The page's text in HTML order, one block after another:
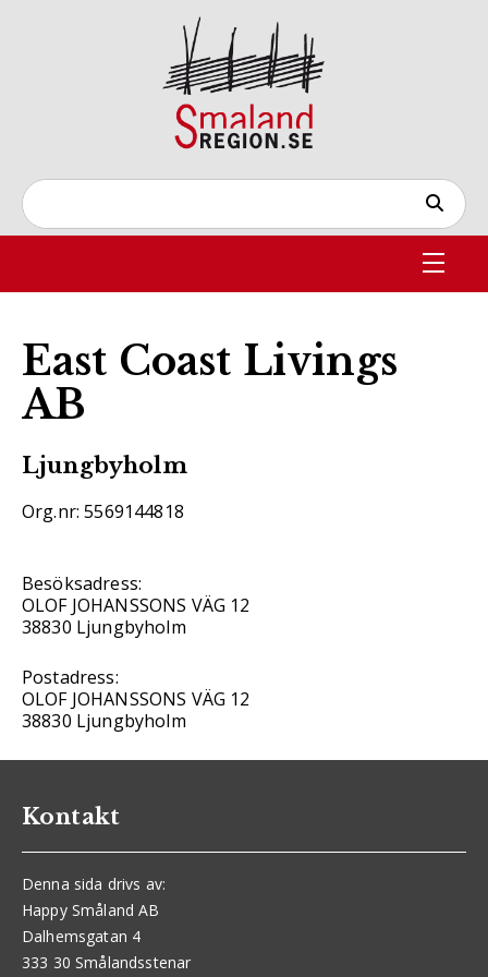
East Coast Livings
AB
Ljungbyholm
Org.nr: 5569144818
Besöksadress:
OLOF JOHANSSONS VÄG 12
38830 Ljungbyholm
Postadress:
OLOF JOHANSSONS VÄG 12
38830 Ljungbyholm
Kontakt
Denna sida drivs av:
Happy Småland AB
Dalhemsgatan 4
333 30 Smålandsstenar